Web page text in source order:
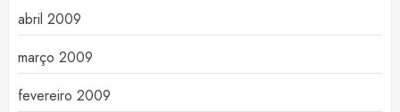
abril 2009
março 2009
fevereiro 2009